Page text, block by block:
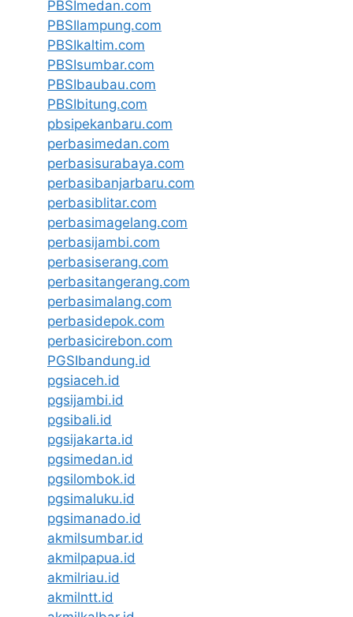
PBSImedan.com
PBSIlampung.com
PBSIkaltim.com
PBSIsumbar.com
PBSIbaubau.com
PBSIbitung.com
pbsipekanbaru.com
perbasimedan.com
perbasisurabaya.com
perbasibanjarbaru.com
perbasiblitar.com
perbasimagelang.com
perbasijambi.com
perbasiserang.com
perbasitangerang.com
perbasimalang.com
perbasidepok.com
perbasicirebon.com
PGSIbandung.id
pgsiaceh.id
pgsijambi.id
pgsibali.id
pgsijakarta.id
pgsimedan.id
pgsilombok.id
pgsimaluku.id
pgsimanado.id
akmilsumbar.id
akmilpapua.id
akmilriau.id
akmilntt.id